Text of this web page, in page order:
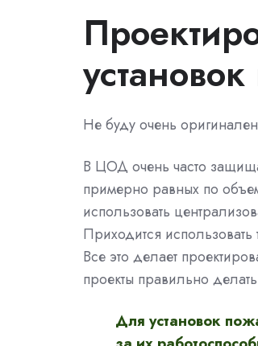
Не буду очень
В ЦОД очень часто
примерно равных по
использовать
Приходится
Все это делает
проекты правильно
Для установок